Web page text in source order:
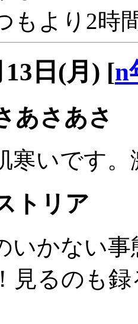
もより2時
13日(月) [n
あさあさ
寒いです
トリア
いかない
見るのも